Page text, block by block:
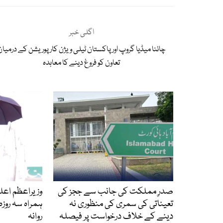
اگلی خبر
چائنا میڈیا گروپ اور پاکستان ٹیلی ویژن کارپوریشن کے
تعاون کو فروغ دینے کا معاہدہ
وزیراعظم
ہمراہ سہ
روانہ
صدرِ مملکت کی جانب سے ججز کی
تعیناتی کی سمری کی منظوری نہ
دینے کے خلاف درخواست پر فیصلہ